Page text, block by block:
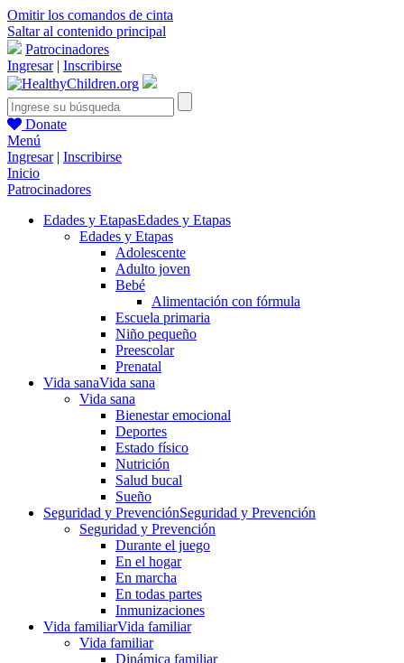
Omitir los comandos de cinta
Saltar al contenido principal
Patrocinadores
Ingresar| Inscribirse
Donate
Menú
Ingresar| Inscribirse
Inicio
Patrocinadores
Edades y EtapasEdades y Etapas
Edades y Etapas
Adolescente
Adulto joven
Bebé
Alimentación con fórmula
Escuela primaria
Niño pequeño
Preescolar
Prenatal
Vida sanaVida sana
Vida sana
Bienestar emocional
Deportes
Estado físico
Nutrición
Salud bucal
Sueño
Seguridad y PrevenciónSeguridad y Prevención
Seguridad y Prevención
Durante el juego
En el hogar
En marcha
En todas partes
Inmunizaciones
Vida familiarVida familiar
Vida familiar
Dinámica familiar